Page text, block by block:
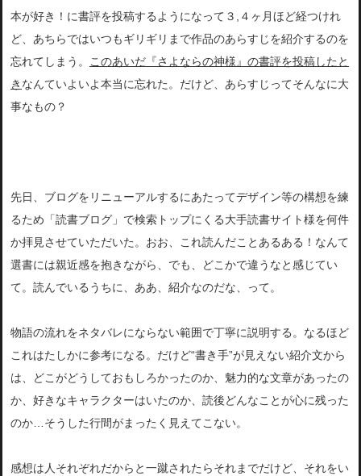
本が好き！に書評を投稿するようになって３,４ヶ月ほど経つけれ
ど、あちらではいつもギリギリまで作品のあらすじを紹介するのを
忘れてしまう。
このあいだ『さよならの神様』の書評を投稿したと
き なんていよいよ本当に忘れた。 だけど、あらすじってそんなに大
事なもの？
先日、ブログをリニューアルするにあたってデザイン等の構想を練
るため「読書ブログ」 で検索トップにくる大手読書サイト様を何件
か拝見させていただいた。おお、これ読んだことあるある！なんて
選書には親近感を抱きながら、でも、どこかで違うなと感じてい
て。読んでいるうちに、ああ、紹介なのだな、って。
物語の流れをネタバレにならない範囲で丁寧に説明する。 なるほど
これはたしかに参考になる。だけど“書き手”が見えない紹介文から
は、どこがどうしておもしろかったのか、魅力的な文章があったの
か、好きなキャラクターはいたのか、読後どんなことが心に残った
のか…そうした行間がまったく見えてこない。
感想は人それぞれだからと一蹴されたらそれまでだけど
それをい